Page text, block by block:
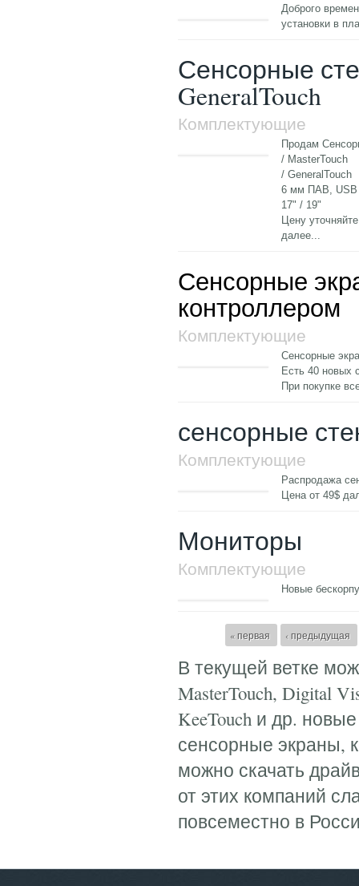
Доброго
установки в
Сенсорные
GeneralTouch
Комплектующие
Продам
/ MasterTouch
/ GeneralTouch
6 мм ПАВ, USB
17" / 19"
Цену
далее...
Сенсорные
контроллером
Комплектующие
Сенсорные
Есть 40 новых
При покупке
сенсорные
Комплектующие
Распродажа
Цена от 49$
Мониторы
Комплектующие
Новые
Страницы
« первая ‹ предыдущая
В текущей ветке
MasterTouch, Digital
KeeTouch и др.
сенсорные экраны,
можно скачать
от этих компаний
повсеместно в